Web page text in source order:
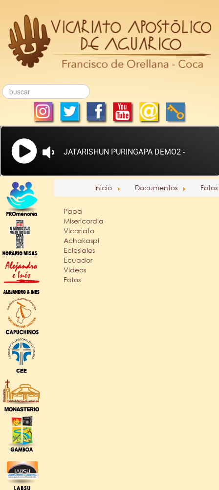
Inicio Documentos Fotos
Papa
Misericordia
Vicariato
Achakaspi
Eclesiales
Ecuador
Videos
Fotos